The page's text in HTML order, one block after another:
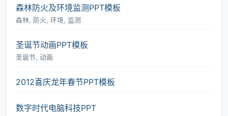
森林防火及环境监测PPT模板
森林, 防火, 环境, 监测
圣诞节动画PPT模板
圣诞节, 动画
2012喜庆龙年春节PPT模板
数字时代电脑科技PPT